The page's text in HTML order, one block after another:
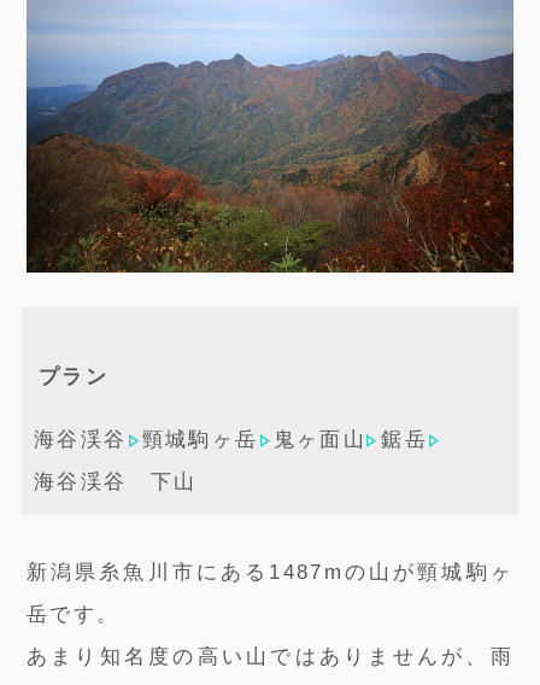
プラン
海谷渓谷 頸城駒ヶ岳 鬼ヶ面山
鋸岳
海谷渓谷 下山
新潟県糸魚川市にある1487mの山が頸城駒ヶ
岳です。
あまり知名度の高い山ではありませんが、雨